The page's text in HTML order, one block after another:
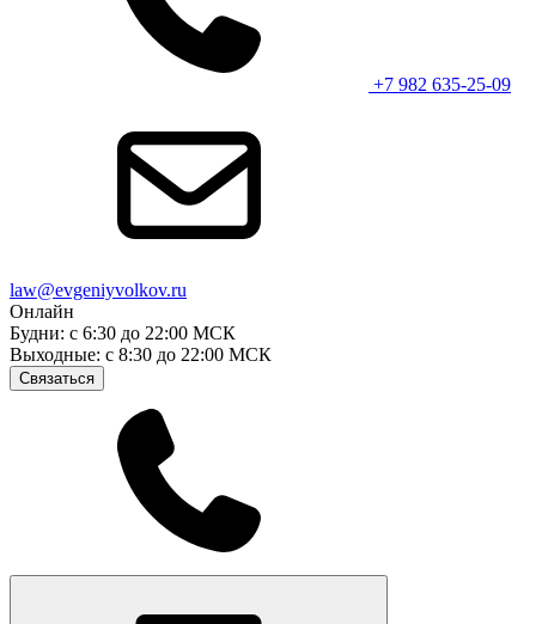
+7 982 635-25-09
law@evgeniyvolkov.ru
Онлайн
Будни: с 6:30 до 22:00 МСК
Выходные: с 8:30 до 22:00 МСК
Связаться